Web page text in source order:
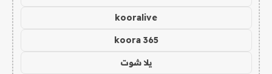
kooralive
koora 365
يلا شوت